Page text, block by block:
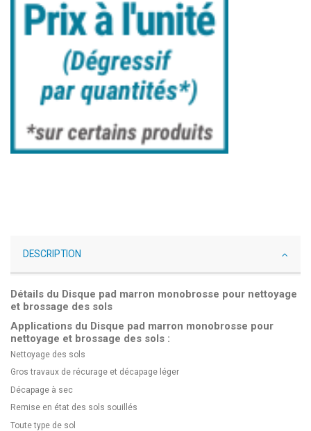
DESCRIPTION
Détails du Disque pad marron monobrosse pour nettoyage
et brossage des sols
Applications du Disque pad marron monobrosse pour
nettoyage et brossage des sols :
Nettoyage des sols
Gros travaux de récurage et décapage léger
Décapage à sec
Remise en état des sols souillés
Toute type de sol